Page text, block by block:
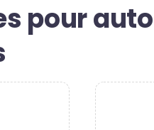
pour